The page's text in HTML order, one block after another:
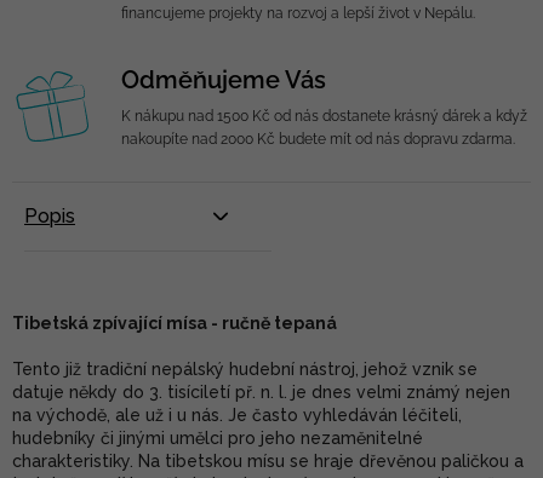
financujeme projekty na rozvoj a lepší život v Nepálu.
Odměňujeme Vás
K nákupu nad 1500 Kč od nás dostanete krásný dárek a když
nakoupíte nad 2000 Kč budete mít od nás dopravu zdarma.
Popis
Tibetská zpívající mísa - ručně tepaná
Tento již tradiční nepálský hudební nástroj, jehož vznik se
datuje někdy do 3. tisíciletí př. n. l. je dnes velmi známý nejen
na východě, ale už i u nás. Je často vyhledáván léčiteli,
hudebníky či jinými umělci pro jeho nezaměnitelné
charakteristiky. Na tibetskou mísu se hraje dřevěnou paličkou a